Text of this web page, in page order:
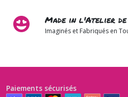
Made in l'Atelier de
Imaginés et Fabriqués en
Paiements sécurisés